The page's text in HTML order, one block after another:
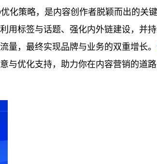
化策略，是内容创作者脱颖而出的关
用标签与话题、强化内外链建设，并
量，最终实现品牌与业务的双重增长。
与优化支持，助力你在内容营销的道